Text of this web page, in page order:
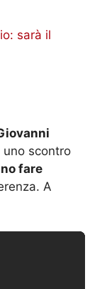
sarà il
uno scontro
fare
A